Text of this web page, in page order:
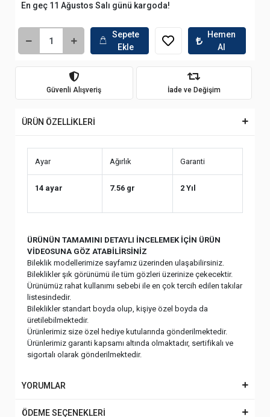
En geç 11 Ağustos Salı günü kargoda!
Sepete
Ekle
Hemen
Al
Güvenli Alışveriş İade ve Değişim
ÜRÜN ÖZELLİKLERİ
Ayar Ağırlık Garanti
14 ayar 7.56 gr 2 Yıl
ÜRÜNÜN TAMAMINI DETAYLI İNCELEMEK İÇİN ÜRÜN
VİDEOSUNA GÖZ ATABİLİRSİNİZ
Bileklik modellerimize sayfamız üzerinden ulaşabilirsiniz.
Bileklikler şık görünümü ile tüm gözleri üzerinize çekecektir.
Ürünümüz rahat kullanımı sebebi ile en çok tercih edilen takılar
listesindedir.
Bileklikler standart boyda olup, kişiye özel boyda da
üretilebilmektedir.
Ürünlerimiz size özel hediye kutularında gönderilmektedir.
Ürünlerimiz garanti kapsamı altında olmaktadır, sertifikalı ve
sigortalı olarak gönderilmektedir.
YORUMLAR
ÖDEME SEÇENEKLERİ